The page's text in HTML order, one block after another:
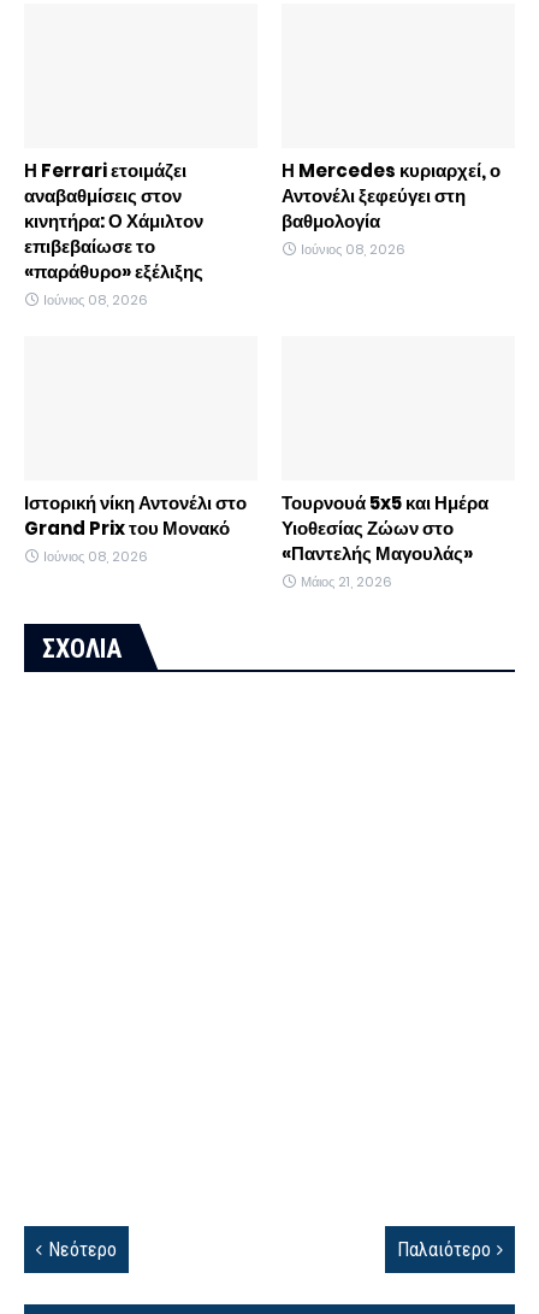
Η Ferrari ετοιμάζει
αναβαθμίσεις στον
κινητήρα: Ο Χάμιλτον
επιβεβαίωσε το
«παράθυρο» εξέλιξης
Ιούνιος 08, 2026
Η Mercedes κυριαρχεί, ο
Αντονέλι ξεφεύγει στη
βαθμολογία
Ιούνιος 08, 2026
Ιστορική νίκη Αντονέλι στο
Grand Prix του Μονακό
Ιούνιος 08, 2026
Τουρνουά 5x5 και Ημέρα
Υιοθεσίας Ζώων στο
«Παντελής Μαγουλάς»
Μάιος 21, 2026
ΣΧΟΛΙΑ
Νεότερο Παλαιότερο